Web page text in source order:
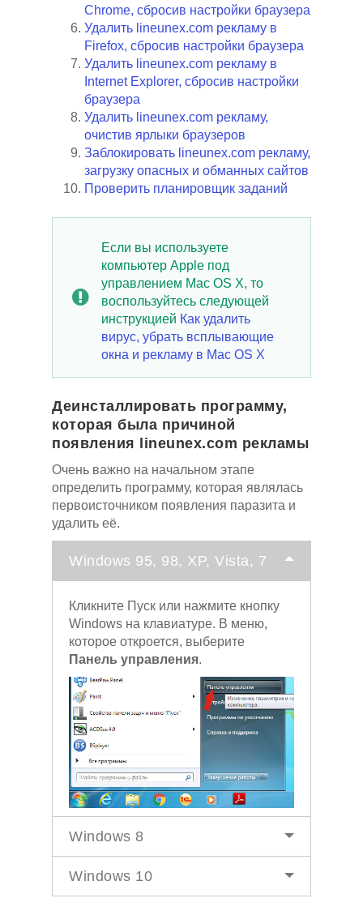
Chrome, сбросив настройки браузера
Удалить lineunex.com рекламу в
Firefox, сбросив настройки браузера
Удалить lineunex.com рекламу в
Internet Explorer, сбросив настройки
браузера
Удалить lineunex.com рекламу,
очистив ярлыки браузеров
Заблокировать lineunex.com рекламу,
загрузку опасных и обманных сайтов
Проверить планировщик заданий
Если вы используете
компьютер Apple под
управлением Mac OS X, то
воспользуйтесь следующей
инструкцией Как удалить
вирус, убрать всплывающие
окна и рекламу в Mac OS X
Деинсталлировать программу,
которая была причиной
появления lineunex.com рекламы
Очень важно на начальном этапе
определить программу, которая являлась
первоисточником появления паразита и
удалить её.
Windows 95, 98, XP, Vista, 7
Кликните Пуск или нажмите кнопку
Windows на клавиатуре. В меню,
которое откроется, выберите
Панель управления.
Windows 8
Windows 10